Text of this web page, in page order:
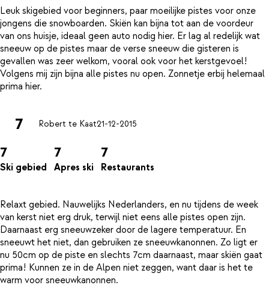
Leuk skigebied voor beginners, paar moeilijke pistes voor onze
jongens die snowboarden. Skiën kan bijna tot aan de voordeur
van ons huisje, ideaal geen auto nodig hier. Er lag al redelijk wat
sneeuw op de pistes maar de verse sneeuw die gisteren is
gevallen was zeer welkom, vooral ook voor het kerstgevoel!
Volgens mij zijn bijna alle pistes nu open. Zonnetje erbij helemaal
7 Robert te Kaat21-12-2015
7
Ski gebied
7
Apres ski
7
Restaurants
Relaxt gebied. Nauwelijks Nederlanders, en nu tijdens de week
van kerst niet erg druk, terwijl niet eens alle pistes open zijn.
Daarnaast erg sneeuwzeker door de lagere temperatuur. En
sneeuwt het niet, dan gebruiken ze sneeuwkanonnen. Zo ligt er
nu 50cm op de piste en slechts 7cm daarnaast, maar skiën gaat
prima! Kunnen ze in de Alpen niet zeggen, want daar is het te